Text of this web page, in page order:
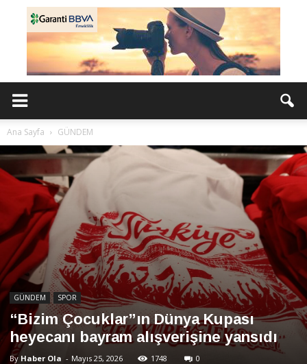
Ana Sayfa GÜNDEM
GÜNDEM SPOR
“Bizim Çocuklar”ın Dünya Kupası
heyecanı bayram alışverişine yansıdı
By Haber Ola - Mayıs 25, 2026 1748 0